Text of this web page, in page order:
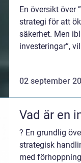
En översikt över
strategi för att
säkerhet. Men
investeringar”,
02 september
Vad är en
? En grundlig
strategisk
med